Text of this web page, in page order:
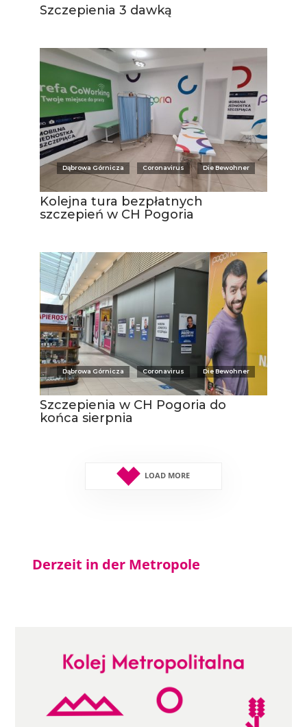
Szczepienia 3 dawką
Dąbrowa Górnicza Coronavirus Die Bewohner
Kolejna tura bezpłatnych
szczepień w CH Pogoria
Dąbrowa Górnicza Coronavirus Die Bewohner
Szczepienia w CH Pogoria do
końca sierpnia
LOAD MORE
Derzeit in der Metropole